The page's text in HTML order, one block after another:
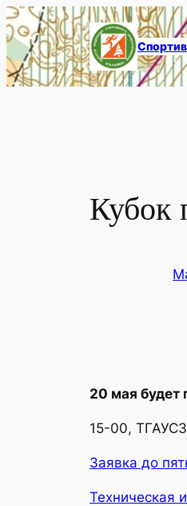
Перейти
к
содержимому
Кубок
20 мая будет
15-00,
Заявка до
Техническая